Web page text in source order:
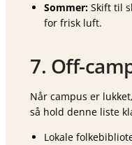
Sommer: Skift til
for frisk luft.
7. Off-
Når campus er
så hold denne liste
Lokale